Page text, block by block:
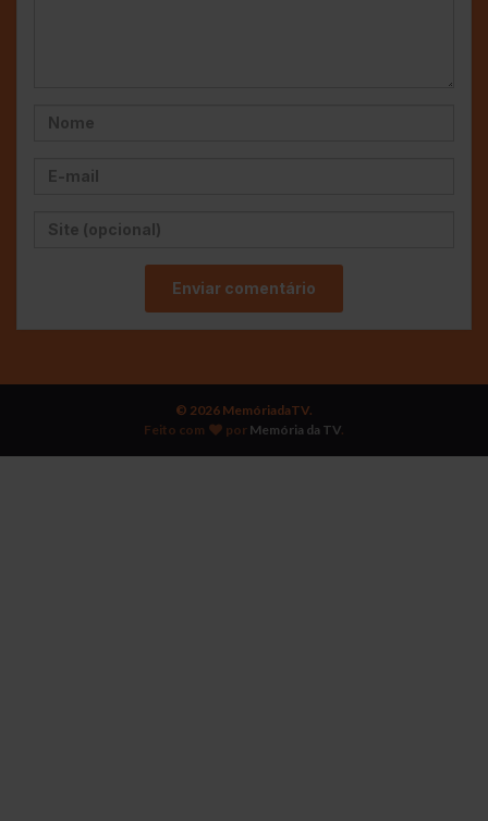
© 2026 MemóriadaTV.
Feito com
por Memória da TV.